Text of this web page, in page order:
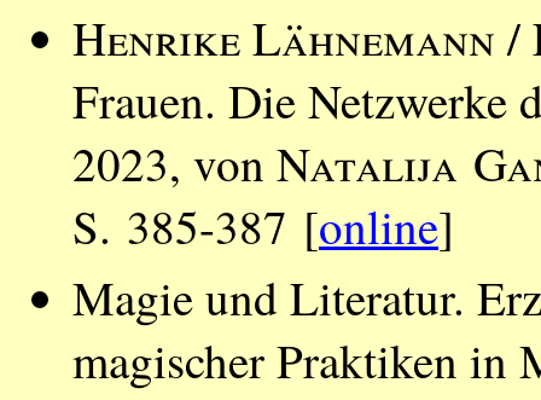
Henrike Lähnemann/
Frauen. Die Netzwerke
2023, von Natalija
S. 385-387 [online]
Magie und Literatur.
magischer Praktiken in